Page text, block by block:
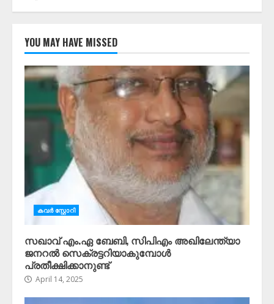
YOU MAY HAVE MISSED
കവർ സ്റ്റോറി
സഖാവ് എം.ഏ ബേബി, സിപിഎം അഖിലേന്ത്യാ
ജനറൽ സെക്രട്ടറിയാകുമ്പോൾ
പ്രതീക്ഷിക്കാനുണ്ട്
April 14, 2025